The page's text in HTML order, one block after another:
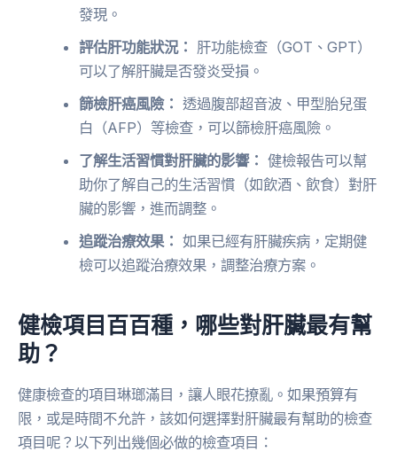
發現。
評估肝功能狀況： 肝功能檢查（GOT、GPT）
可以了解肝臟是否發炎受損。
篩檢肝癌風險： 透過腹部超音波、甲型胎兒蛋
白（AFP）等檢查，可以篩檢肝癌風險。
了解生活習慣對肝臟的影響： 健檢報告可以幫
助你了解自己的生活習慣（如飲酒、飲食）對肝
臟的影響，進而調整。
追蹤治療效果： 如果已經有肝臟疾病，定期健
檢可以追蹤治療效果，調整治療方案。
健檢項目百百種，哪些對肝臟最有幫
助？
健康檢查的項目琳瑯滿目，讓人眼花撩亂。如果預算有
限，或是時間不允許，該如何選擇對肝臟最有幫助的檢查
項目呢？以下列出幾個必做的檢查項目：